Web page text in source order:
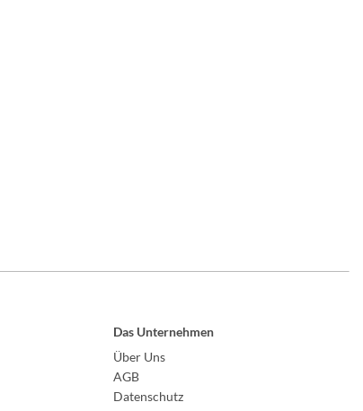
Das Unternehmen
Über Uns
AGB
Datenschutz